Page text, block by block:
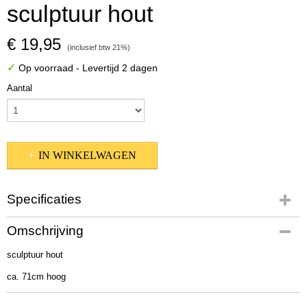
sculptuur hout
€ 19,95 (inclusief btw 21%)
✓ Op voorraad - Levertijd 2 dagen
Aantal
IN WINKELWAGEN
Specificaties
Productcode
2832100
Afmetingen (l,b,h)
Omschrijving
sculptuur hout
ca. 71cm hoog